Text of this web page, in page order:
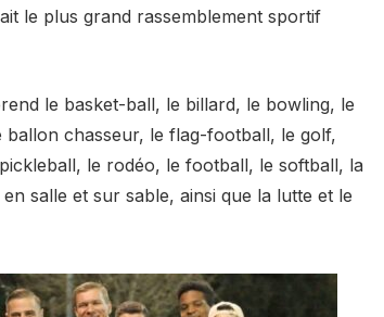
le plus grand rassemblement sportif
le basket-ball, le billard, le bowling, le
chasseur, le flag-football, le golf,
le rodéo, le football, le softball, la
salle et sur sable, ainsi que la lutte et le